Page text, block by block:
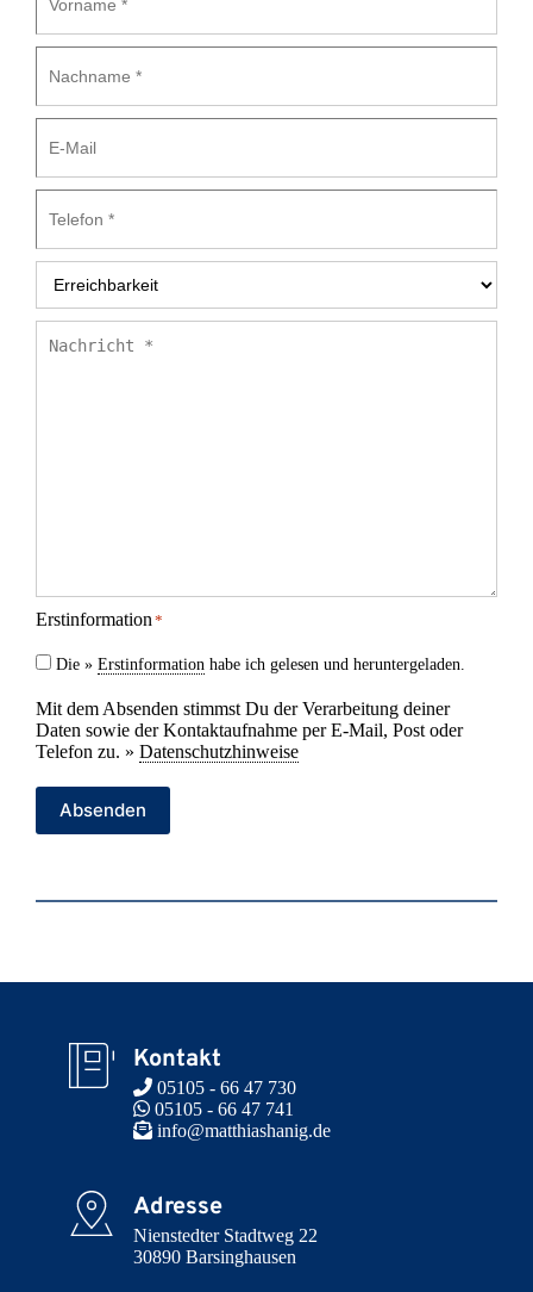
Mail
Erstinformation *
Die » Erstinformation habe ich gelesen und heruntergeladen.
Mit dem Absenden stimmst Du der Verarbeitung deiner
Daten sowie der Kontaktaufnahme per E-Mail, Post oder
Telefon zu. » Datenschutzhinweise
Absenden
Kontakt
05105 - 66 47 730
05105 - 66 47 741
info@matthiashanig.de
Adresse
Nienstedter Stadtweg 22
30890 Barsinghausen